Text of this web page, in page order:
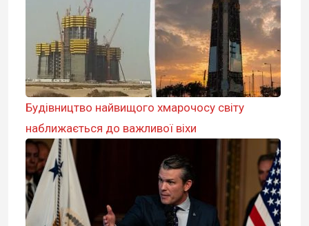
Будівництво найвищого хмарочосу світу
наближається до важливої ​​віхи